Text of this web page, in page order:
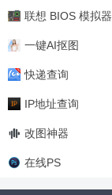
联想 BIOS 模拟器
一键AI抠图
快递查询
IP地址查询
改图神器
在线PS